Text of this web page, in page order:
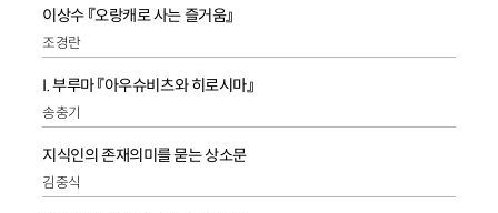
이상수 『오랑캐로 사는 즐거움』
조경란
I. 부루마 『아우슈비츠와 히로시마』
송충기
지식인의 존재의미를 묻는 상소문
김중식